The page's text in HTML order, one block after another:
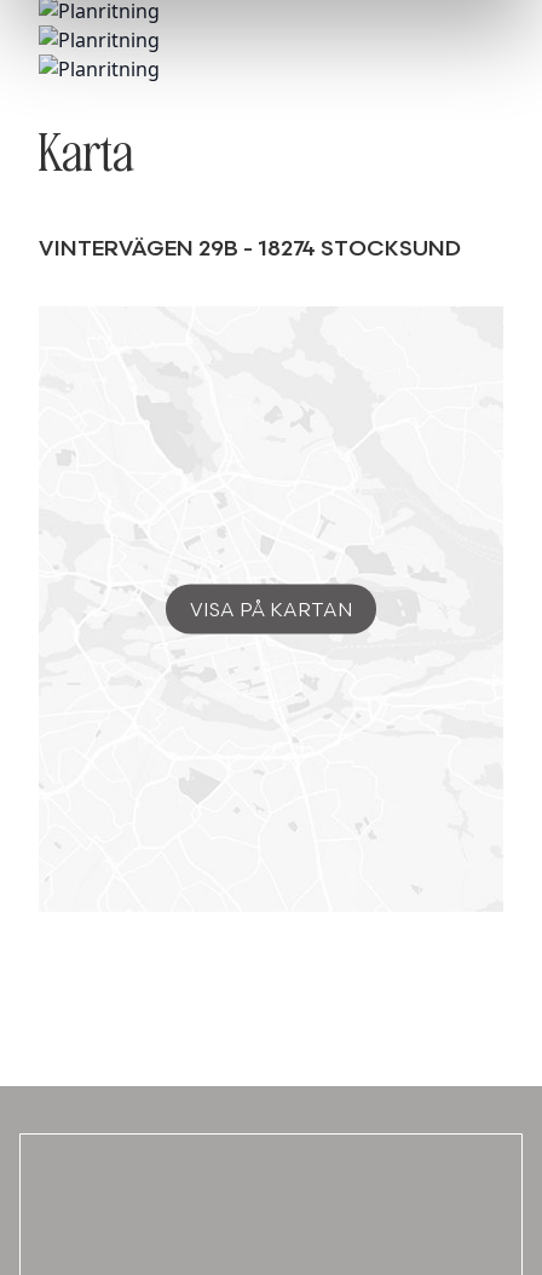
Karta
VINTERVÄGEN 29B - 18274 STOCKSUND
VISA PÅ KARTAN